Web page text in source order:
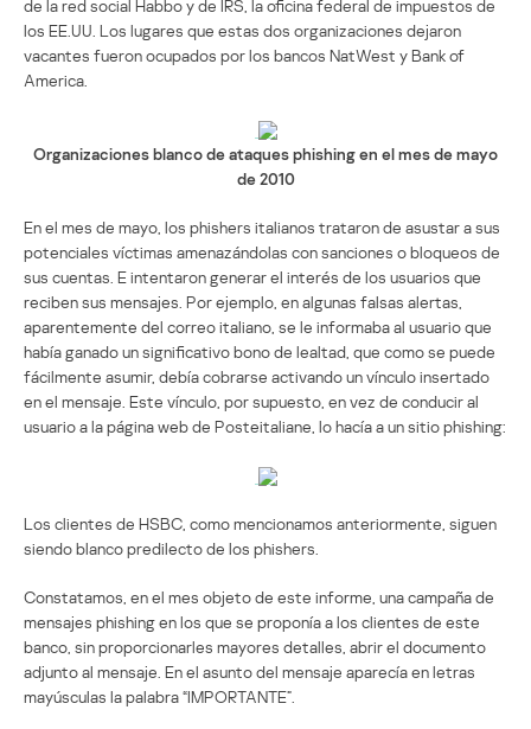
de la red social Habbo y de IRS, la oficina federal de impuestos de
los EE.UU. Los lugares que estas dos organizaciones dejaron
vacantes fueron ocupados por los bancos NatWest y Bank of
America.
Organizaciones blanco de ataques phishing en el mes de mayo
de 2010
En el mes de mayo, los phishers italianos trataron de asustar a sus
potenciales víctimas amenazándolas con sanciones o bloqueos de
sus cuentas. E intentaron generar el interés de los usuarios que
reciben sus mensajes. Por ejemplo, en algunas falsas alertas,
aparentemente del correo italiano, se le informaba al usuario que
había ganado un significativo bono de lealtad, que como se puede
fácilmente asumir, debía cobrarse activando un vínculo insertado
en el mensaje. Este vínculo, por supuesto, en vez de conducir al
usuario a la página web de Posteitaliane, lo hacía a un sitio phishing:
Los clientes de HSBC, como mencionamos anteriormente, siguen
siendo blanco predilecto de los phishers.
Constatamos, en el mes objeto de este informe, una campaña de
mensajes phishing en los que se proponía a los clientes de este
banco, sin proporcionarles mayores detalles, abrir el documento
adjunto al mensaje. En el asunto del mensaje aparecía en letras
mayúsculas la palabra “IMPORTANTE”.